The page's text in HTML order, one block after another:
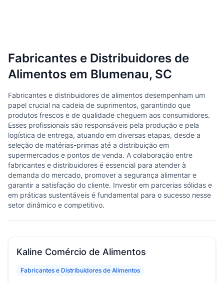
Fabricantes e Distribuidores de
Alimentos em Blumenau, SC
Fabricantes e distribuidores de alimentos desempenham um
papel crucial na cadeia de suprimentos, garantindo que
produtos frescos e de qualidade cheguem aos consumidores.
Esses profissionais são responsáveis pela produção e pela
logística de entrega, atuando em diversas etapas, desde a
seleção de matérias-primas até a distribuição em
supermercados e pontos de venda. A colaboração entre
fabricantes e distribuidores é essencial para atender à
demanda do mercado, promover a segurança alimentar e
garantir a satisfação do cliente. Investir em parcerias sólidas e
em práticas sustentáveis é fundamental para o sucesso nesse
setor dinâmico e competitivo.
Kaline Comércio de Alimentos
Fabricantes e Distribuidores de Alimentos